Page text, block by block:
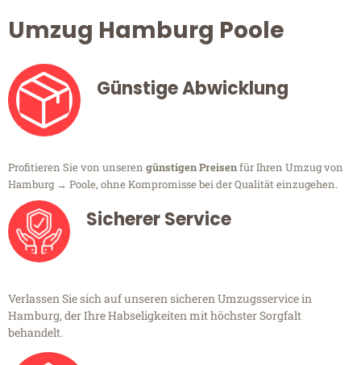
Umzug Hamburg Poole
Günstige Abwicklung
Profitieren Sie von unseren günstigen Preisenfür Ihren Umzug von
Hamburg → Poole, ohne Kompromisse bei der Qualität einzugehen.
Sicherer Service
Verlassen Sie sich auf unseren sicheren Umzugsservice in
Hamburg, der Ihre Habseligkeiten mit höchster Sorgfalt
behandelt.